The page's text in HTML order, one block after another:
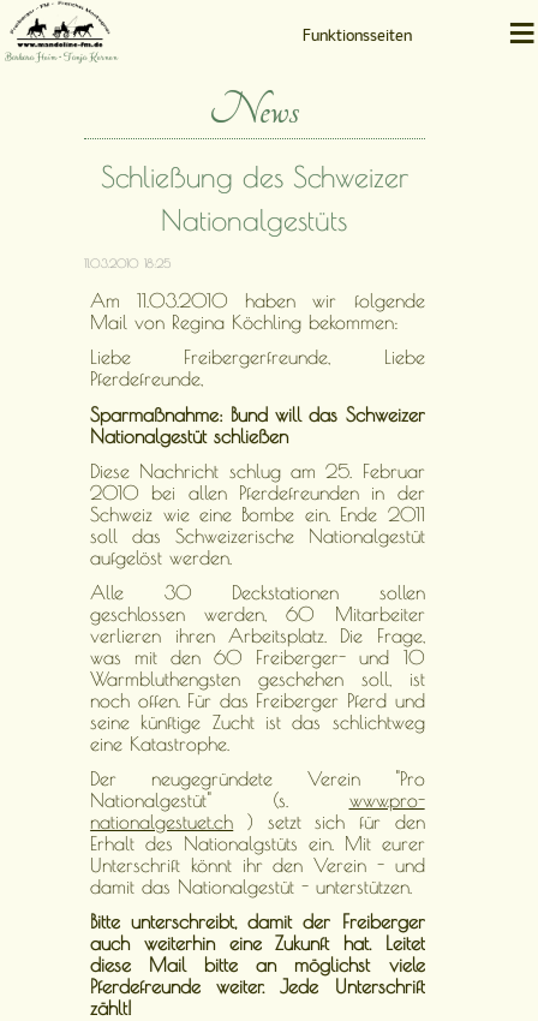
Barbara Heim • Tanja Kernen
Funktionsseiten ≡
News
Schließung des Schweizer
Nationalgestüts
11.03.2010 18:25
Am 11.03.2010 haben wir folgende
Mail von Regina Köchling bekommen:
Liebe Freibergerfreunde, Liebe
Pferdefreunde,
Sparmaßnahme: Bund will das Schweizer
Nationalgestüt schließen
Diese Nachricht schlug am 25. Februar
2010 bei allen Pferdefreunden in der
Schweiz wie eine Bombe ein. Ende 2011
soll das Schweizerische Nationalgestüt
aufgelöst werden.
Alle 30 Deckstationen sollen
geschlossen werden, 60 Mitarbeiter
verlieren ihren Arbeitsplatz. Die Frage,
was mit den 60 Freiberger- und 10
Warmbluthengsten geschehen soll, ist
noch offen. Für das Freiberger Pferd und
seine künftige Zucht ist das schlichtweg
eine Katastrophe.
Der neugegründete Verein "Pro
Nationalgestüt" (s. www.pro-
nationalgestuet.ch ) setzt sich für den
Erhalt des Nationalgstüts ein. Mit eurer
Unterschrift könnt ihr den Verein - und
damit das Nationalgestüt - unterstützen.
Bitte unterschreibt, damit der Freiberger
auch weiterhin eine Zukunft hat. Leitet
diese Mail bitte an möglichst viele
Pferdefreunde weiter. Jede Unterschrift
zählt!